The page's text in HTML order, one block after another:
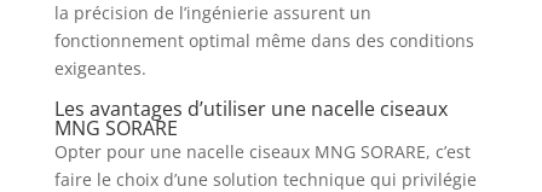
la précision de l’ingénierie assurent un
fonctionnement optimal même dans des conditions
exigeantes.
Les avantages d’utiliser une nacelle ciseaux
MNG SORARE
Opter pour une nacelle ciseaux MNG SORARE, c’est
faire le choix d’une solution technique qui privilégie